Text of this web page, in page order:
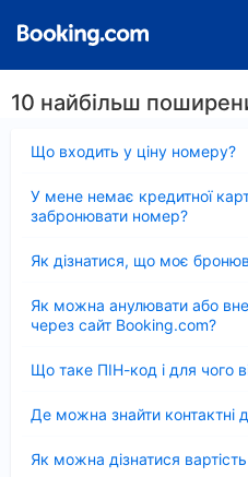
10 найбільш
Що входить у ціну номеру?
У мене немає кредитної
забронювати номер?
Як дізнатися, що моє
Як можна анулювати або
через сайт Booking.com?
Що таке ПІН-код і для чого
Де можна знайти контактні
Як можна дізнатися